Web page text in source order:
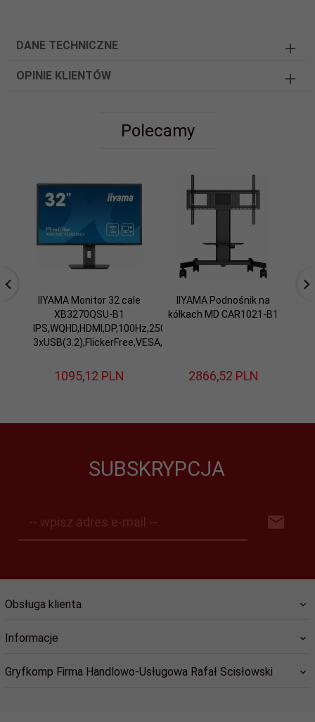
DANE TECHNICZNE
OPINIE KLIENTÓW
Polecamy
IIYAMA Monitor 32 cale
XB3270QSU-B1
IPS,WQHD,HDMI,DP,100Hz,250cd,3ms,2x2W,
3xUSB(3.2),FlickerFree,VESA,HAS(150mm)
1095,12 PLN
IIYAMA Podnośnik na
kółkach MD CAR1021-B1
2866,52 PLN
SUBSKRYPCJA
-- wpisz adres e-mail --
Obsługa klienta
Informacje
Gryfkomp Firma Handlowo-Usługowa Rafał Scisłowski